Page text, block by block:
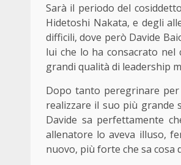
Sarà il periodo del
Hidetoshi Nakata, e degli
difficili, dove però Davide
lui che lo ha consacrato nel
grandi qualità di leadership
Dopo tanto peregrinare per
realizzare il suo più grande
Davide sa perfettamente
allenatore lo aveva illuso,
nuovo, più forte che sa cosa